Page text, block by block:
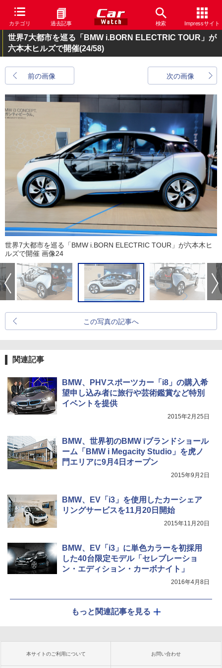
カテゴリ 過去記事 検索 Impressサイト
世界7大都市を巡る「BMW i.BORN ELECTRIC TOUR」が
六本木ヒルズで開催(24/58)
前の画像 次の画像
世界7大都市を巡る「BMW i.BORN ELECTRIC TOUR」が六本木ヒ
ルズで開催 画像24
この写真の記事へ
関連記事
BMW、PHVスポーツカー「i8」の購入希
望申し込み者に旅行や芸術鑑賞など特別
イベントを提供
2015年2月25日
BMW、世界初のBMW iブランドショール
ーム「BMW i Megacity Studio」を虎ノ
門エリアに9月4日オープン
2015年9月2日
BMW、EV「i3」を使用したカーシェア
リングサービスを11月20日開始
2015年11月20日
BMW、EV「i3」に単色カラーを初採用
した40台限定モデル「セレブレーショ
ン・エディション・カーボナイト」
2016年4月8日
もっと関連記事を見る
本サイトのご利用について お問い合わせ